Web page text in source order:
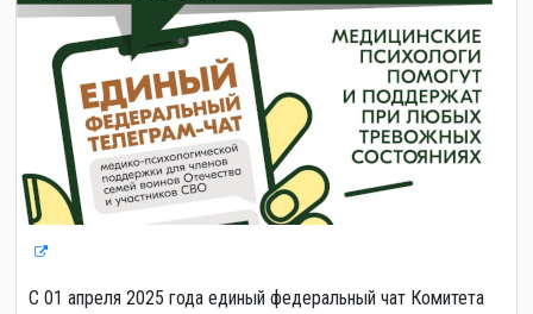
С 01 апреля 2025 года единый федеральный чат Комитета